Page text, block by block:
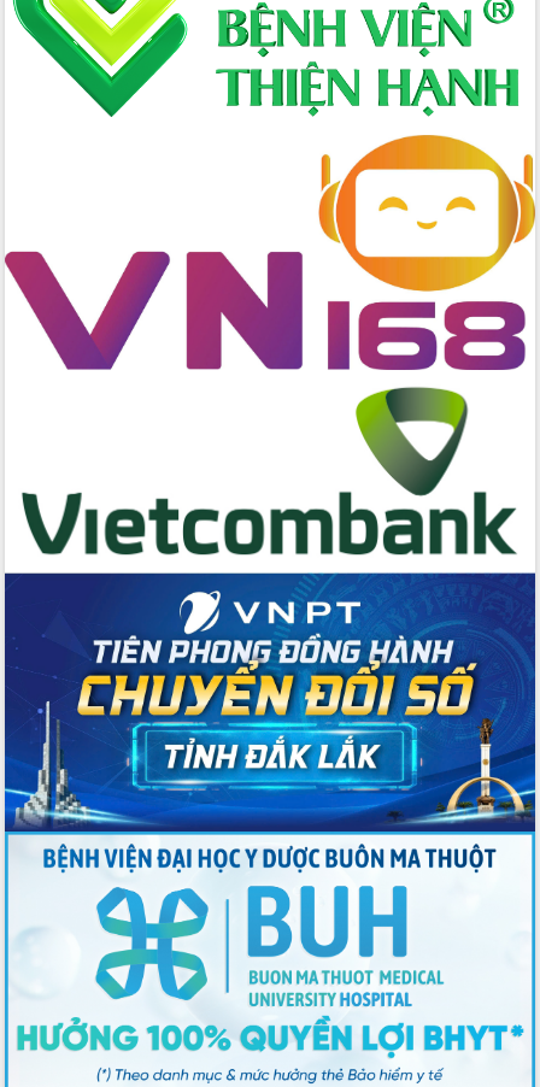
Tập huấn nâng cao năng lực triển khai
chuyển đổi số cho cán bộ, công chức
Đắk Lắk phát động hưởng ứng Ngày
Tổ chức trang trọng Lễ hội Đền thờ
Lương Văn Chánh năm 2026
Phó Bí thư Tỉnh ủy Đắk Lắk Đỗ Hữu
Huy giữ chức Bí thư Đảng ủy Ủy Ban
Nhân dân tỉnh
Đánh giá, rút kinh nghiệm công tác tổ
chức diễn tập trước ngày bầu cử
Chương trình “Gặp gỡ hữu nghị –
Bầu cử Quốc hội và HĐND: Cử tri Đắk
Lắk gửi gắm niềm tin, kỳ vọng vào lá
Đắk Lắk sẵn sàng các điều kiện cho
Ngày hội bầu cử đại biểu Quốc hội
khóa XVI và HĐND các cấp nhiệm kỳ
2026-2031
Đảm bảo cuộc bầu cử đại biểu Quốc
hội và đại biểu HĐND các cấp diễn ra
an toàn, hiệu quả, đúng quy định
Thủ tướng Chính phủ Phạm Minh Chính
kiểm tra, chỉ đạo hoàn thành các dự
án cao tốc và thăm khu tái định cư tại
Sôi nổi Hội đua ngựa truyền thống Gò
Thì Thùng mừng Xuân Bính Ngọ 2026
Lãnh đạo tỉnh dâng hương tưởng niệm
tại Đập Đồng Cam đầu Xuân Bính Ngọ
Ngành nông nghiệp phấn đấu tăng